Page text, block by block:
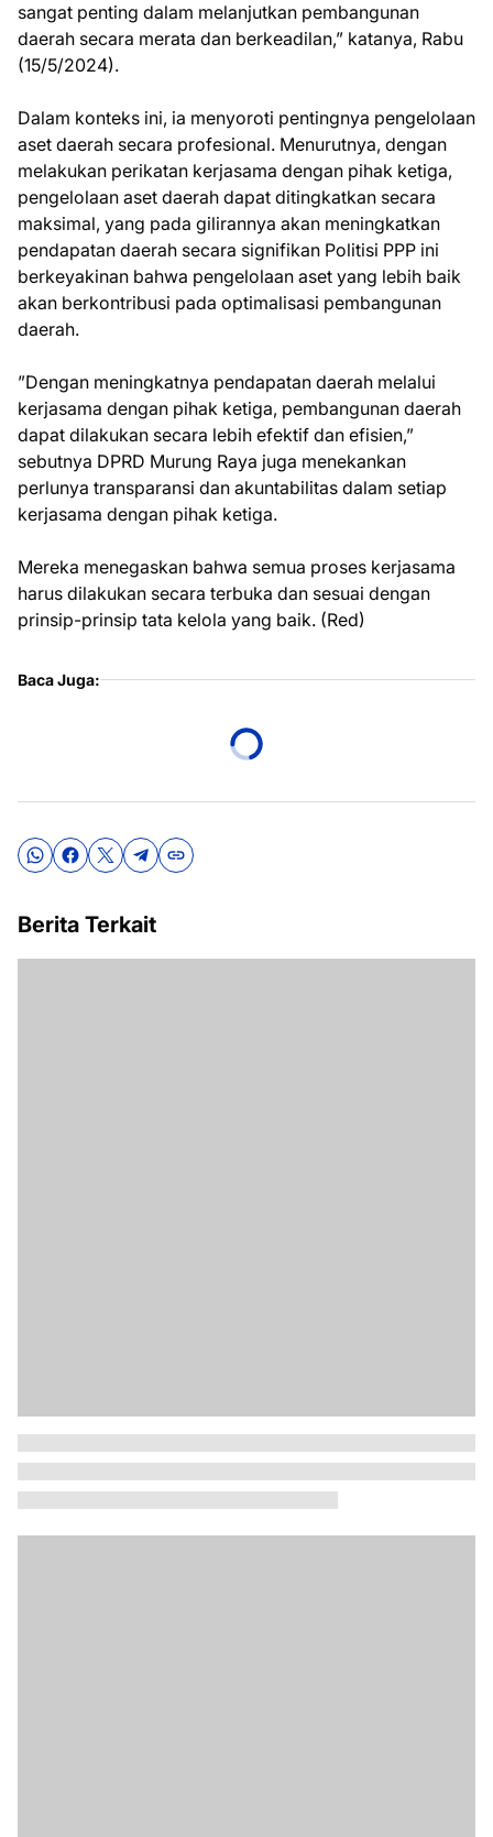
sangat penting dalam melanjutkan pembangunan
daerah secara merata dan berkeadilan,” katanya, Rabu
(15/5/2024).
Dalam konteks ini, ia menyoroti pentingnya pengelolaan
aset daerah secara profesional. Menurutnya, dengan
melakukan perikatan kerjasama dengan pihak ketiga,
pengelolaan aset daerah dapat ditingkatkan secara
maksimal, yang pada gilirannya akan meningkatkan
pendapatan daerah secara signifikan Politisi PPP ini
berkeyakinan bahwa pengelolaan aset yang lebih baik
akan berkontribusi pada optimalisasi pembangunan
daerah.
”Dengan meningkatnya pendapatan daerah melalui
kerjasama dengan pihak ketiga, pembangunan daerah
dapat dilakukan secara lebih efektif dan efisien,”
sebutnya DPRD Murung Raya juga menekankan
perlunya transparansi dan akuntabilitas dalam setiap
kerjasama dengan pihak ketiga.
Mereka menegaskan bahwa semua proses kerjasama
harus dilakukan secara terbuka dan sesuai dengan
prinsip-prinsip tata kelola yang baik. (Red)
Baca Juga:
Berita Terkait